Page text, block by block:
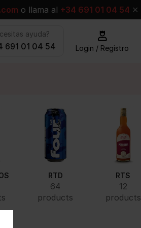
o llama al +34 691 01 04 54 ✕
ayuda?
691 01 04 54 Login / Registro
RTD
64
products
RTS
12
products